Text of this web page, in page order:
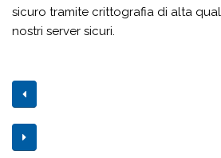
sicuro tramite crittografia di alta
nostri server sicuri.